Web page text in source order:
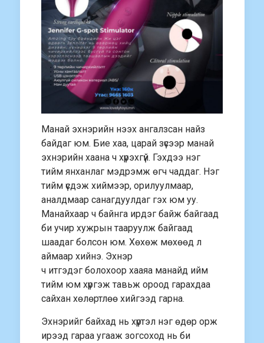
Манай эхнэрийн нээх ангалзсан найз
байдаг юм. Бие хаа, царай зүсээр манай
эхнэрийн хаана ч хүрэхгүй. Гэхдээ нэг
тийм янханлаг мэдрэмж өгч чаддаг. Нэг
тийм үсдэж хиймээр, орилуулмаар,
аналдмаар санагдуулдаг гэх юм уу.
Манайхаар ч байнга ирдэг байж байгаад
би учир хужрын тааруулж байгаад
шаадаг болсон юм. Хөхөж мөхөөд л
аймаар хийнэ. Эхнэр
ч итгэдэг болохоор хааяа манайд ийм
тийм юм хүргэж тавьж ороод гарахдаа
сайхан хөлөртлөө хийгээд гарна.
Эхнэрийг байхад нь хүртэл нэг өдөр орж
ирээд гараа угааж зогсоход нь би